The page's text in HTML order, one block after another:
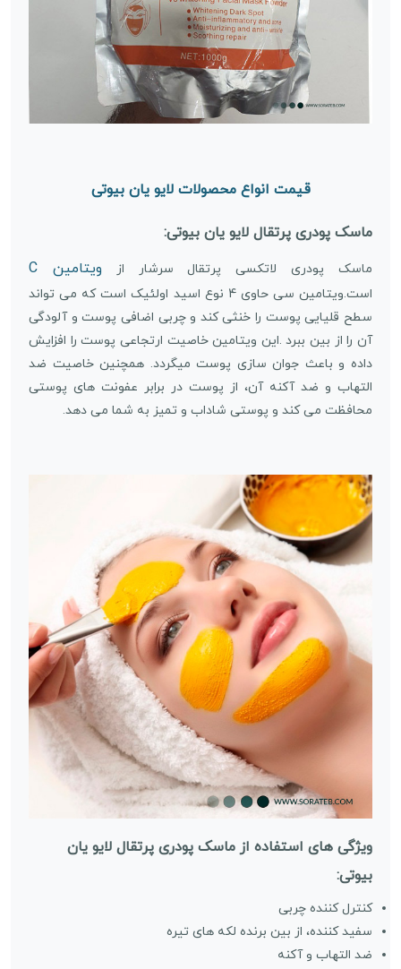
قیمت انواع محصولات لایو یان بیوتی
ماسک پودری پرتقال لایو یان بیوتی:
ماسک پودری لاتکسی پرتقال سرشار از ویتامین C
است.ویتامین سی حاوی 4 نوع اسید اولئیک است که می تواند
سطح قلیایی پوست را خنثی کند و چربی اضافی پوست و آلودگی
آن را از بین ببرد .این ویتامین خاصیت ارتجاعی پوست را افزایش
داده و باعث جوان سازی پوست میگردد. همچنین خاصیت ضد
التهاب و ضد آکنه آن، از پوست در برابر عفونت های پوستی
محافظت می کند و پوستی شاداب و تمیز به شما می دهد.
ویژگی های استفاده از ماسک پودری پرتقال لایو یان
بیوتی:
کنترل کننده چربی
سفید کننده، از بین برنده لکه های تیره
ضد التهاب و آکنه